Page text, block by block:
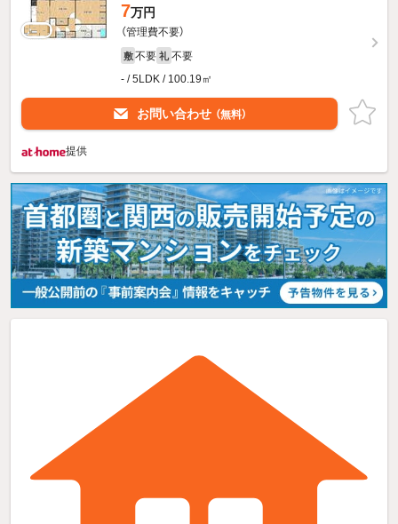
7万円
（管理費不要）
敷 不要 礼 不要
- / 5LDK / 100.19㎡
お問い合わせ （無料）
提供